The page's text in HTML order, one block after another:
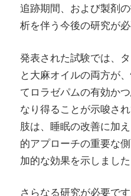
追跡期間、および製剤
析を伴う今後の研究が
発表された試験では、
と大麻オイルの両方が
てロラゼパムの有効か
なり得ることが示唆さ
肢は、睡眠の改善に加
的アプローチの重要な
加的な効果を示しました
さらなる研究が必要で